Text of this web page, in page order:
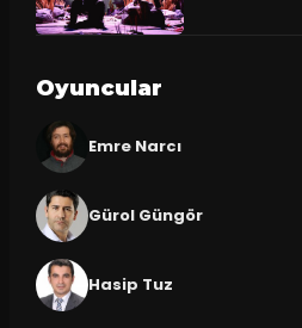
Oyuncular
Emre Narcı
Gürol Güngör
Hasip Tuz